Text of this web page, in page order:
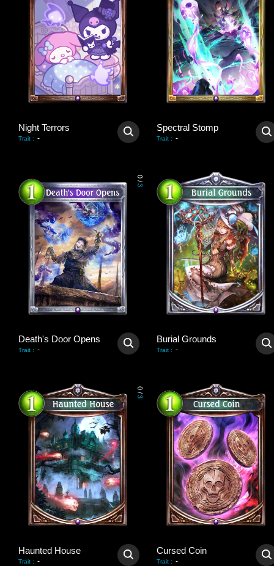
Night Terrors
Trait : -
Spectral Stomp
Trait : -
0
/
3
Death's Door Opens
Trait : -
Burial Grounds
Trait : -
0
/
3
Haunted House
Trait : -
Cursed Coin
Trait : -